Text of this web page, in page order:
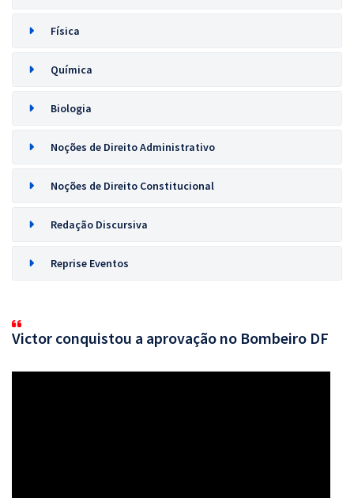
Física
Química
Biologia
Noções de Direito Administrativo
Noções de Direito Constitucional
Redação Discursiva
Reprise Eventos
Victor conquistou a aprovação no Bombeiro DF